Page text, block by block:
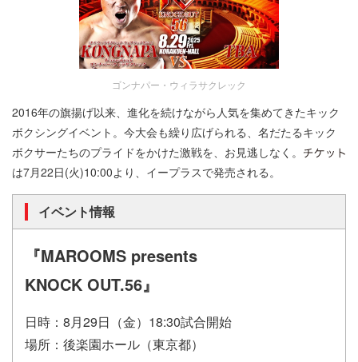
ゴンナパー・ウィラサクレック
2016年の旗揚げ以来、進化を続けながら人気を集めてきたキック
ボクシングイベント。今大会も繰り広げられる、名だたるキック
ボクサーたちのプライドをかけた激戦を、お見逃しなく。
は7月22日(火)10:00より、イープラスで発売される。
イベント情報
『MAROOMS presents
KNOCK OUT.56』
日時：8月29日（金）18:30試合開始
場所： 後楽園ホール（東京都）